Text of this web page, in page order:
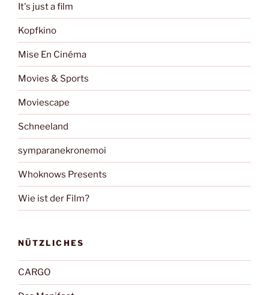
It's just a film
Kopfkino
Mise En Cinéma
Movies & Sports
Moviescape
Schneeland
symparanekronemoi
Whoknows Presents
Wie ist der Film?
NÜTZLICHES
CARGO